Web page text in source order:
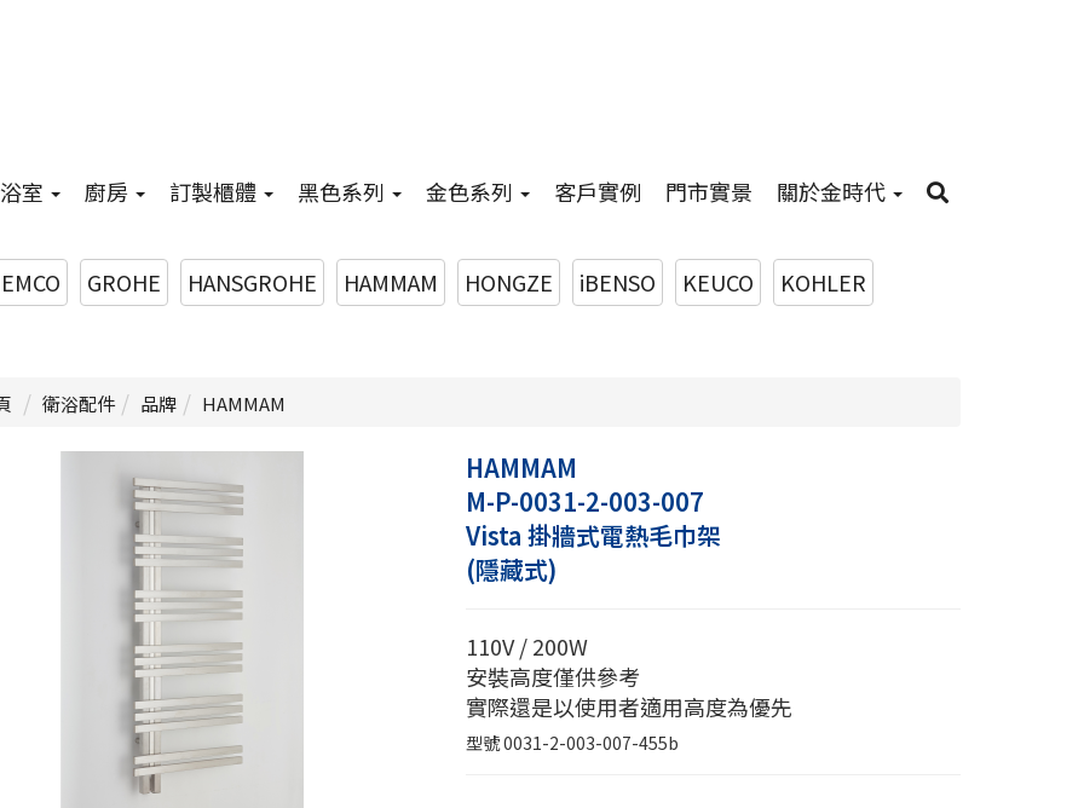
浴室 廚房 訂製櫃體 黑色系列 金色系列 客戶實例 門市實景 關於金時代
EMCO GROHE HANSGROHE HAMMAM HONGZE iBENSO KEUCO KOHLER
衛浴配件 品牌 HAMMAM
HAMMAM
M-P-0031-2-003-007
Vista 掛牆式電熱毛巾架
(隱藏式)
110V / 200W
安裝高度僅供參考
實際還是以使用者適用高度為優先
型號0031-2-003-007-455b